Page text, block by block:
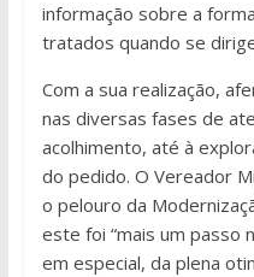
informação sobre a
tratados quando se
Com a sua realização,
nas diversas fases de
acolhimento, até à
do pedido. O Vereador
o pelouro da
este foi “mais um passo
em especial, da plena